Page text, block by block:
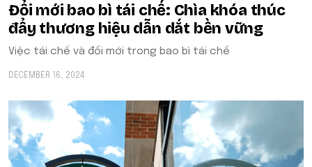
Đổi mới bao bì tái chế: Chìa khóa thúc
đẩy thương hiệu dẫn dắt bền vững
Việc tái chế và đổi mới trong bao bì tái chế
DECEMBER 16, 2024